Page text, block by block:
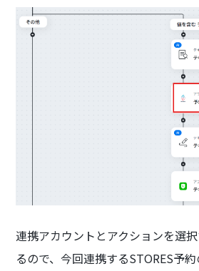
連携アカウントとアクションを選
るので、今回連携するSTORES予